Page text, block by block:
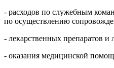
- расходов по служебным
по осуществлению
- лекарственных препаратов и
- оказания медицинской